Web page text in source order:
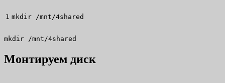
mkdir /mnt /4shared
mkdir /mnt/4shared
Монтируем диск